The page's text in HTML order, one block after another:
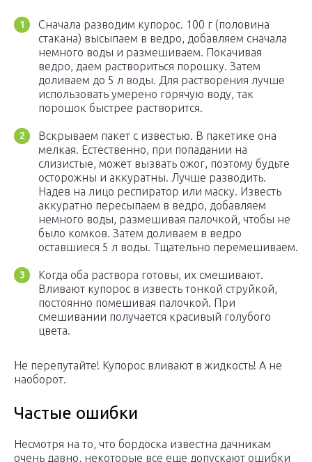
Сначала разводим купорос. 100 г (половина
стакана) высыпаем в ведро, добавляем сначала
немного воды и размешиваем. Покачивая
ведро, даем раствориться порошку. Затем
доливаем до 5 л воды. Для растворения лучше
использовать умерено горячую воду, так
порошок быстрее растворится.
Вскрываем пакет с известью. В пакетике она
мелкая. Естественно, при попадании на
слизистые, может вызвать ожог, поэтому будьте
осторожны и аккуратны. Лучше разводить.
Надев на лицо респиратор или маску. Известь
аккуратно пересыпаем в ведро, добавляем
немного воды, размешивая палочкой, чтобы не
было комков. Затем доливаем в ведро
оставшиеся 5 л воды. Тщательно перемешиваем.
Когда оба раствора готовы, их смешивают.
Вливают купорос в известь тонкой струйкой,
постоянно помешивая палочкой. При
смешивании получается красивый голубого
цвета.
Не перепутайте! Купорос вливают в жидкость! А не
наоборот.
Частые ошибки
Несмотря на то, что бордоска известна дачникам
очень давно, некоторые все еще допускают ошибки